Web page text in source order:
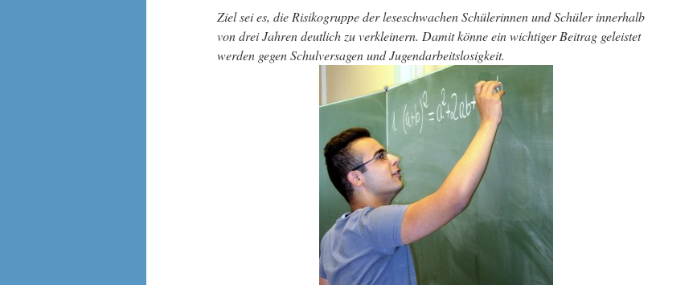
Ziel sei es, die Risikogruppe der leseschwachen Schülerinnen und Schüler innerhalb
von drei Jahren deutlich zu verkleinern. Damit könne ein wichtiger Beitrag geleistet
werden gegen Schulversagen und Jugendarbeitslosigkeit.